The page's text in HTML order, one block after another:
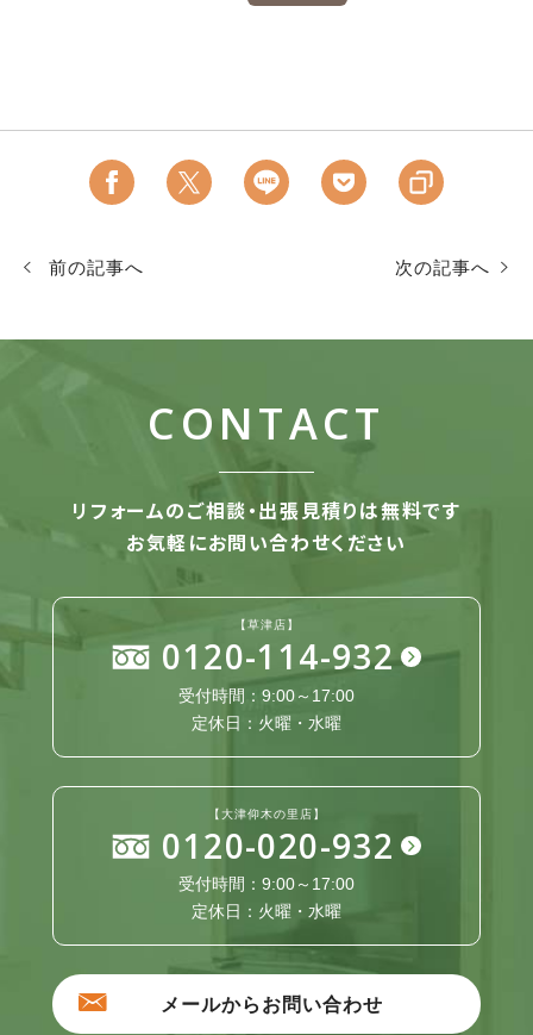
前の記事へ 次の記事へ
CONTACT
リフォームのご相談・出張見積りは無料です
お気軽にお問い合わせください
【草津店】
0120-114-932
受付時間：9:00～17:00
定休日：火曜・水曜
【大津仰木の里店】
0120-020-932
受付時間：9:00～17:00
定休日：火曜・水曜
メールからお問い合わせ